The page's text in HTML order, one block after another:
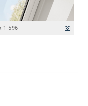
1 596